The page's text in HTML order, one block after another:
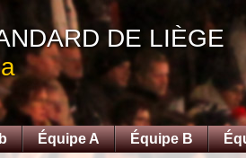
DE LIÈGE
Équipe A Équipe B